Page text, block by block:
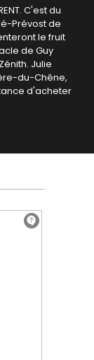
C'est du
Prévost de
le fruit
de Guy
Julie
du-Chêne,
d'acheter